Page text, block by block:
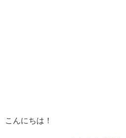
こんにちは！